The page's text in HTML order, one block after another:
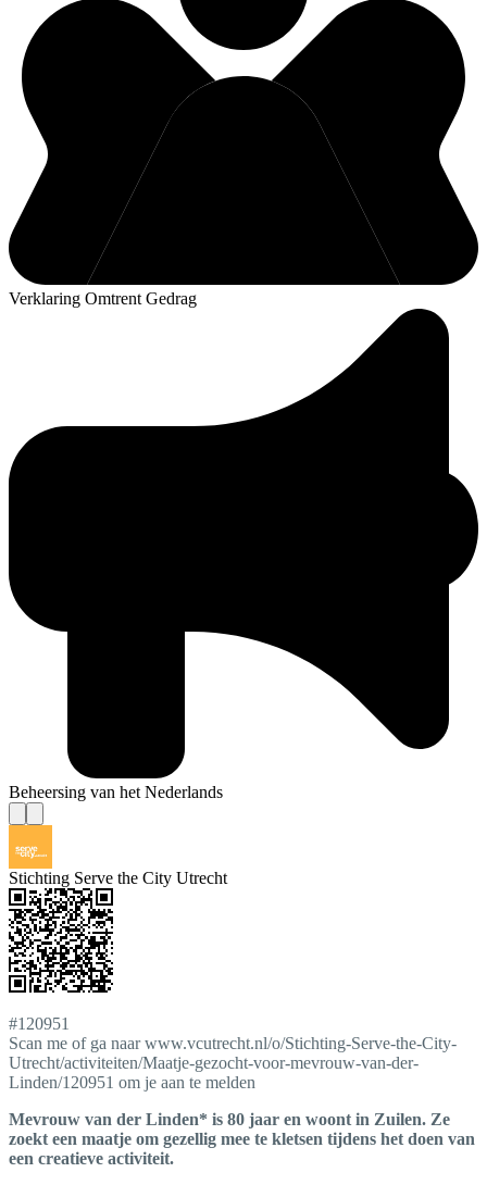
Verklaring Omtrent Gedrag
Beheersing van het Nederlands
Stichting Serve the City Utrecht
#120951
Scan me of ga naar www.vcutrecht.nl/o/Stichting-Serve-the-City-
Utrecht/activiteiten/Maatje-gezocht-voor-mevrouw-van-der-
Linden/120951 om je aan te melden
Mevrouw van der Linden* is 80 jaar en woont in Zuilen. Ze
zoekt een maatje om gezellig mee te kletsen tijdens het doen van
een creatieve activiteit.